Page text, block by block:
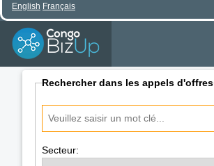
English Français
Rechercher dans les appels d'offres
Secteur: